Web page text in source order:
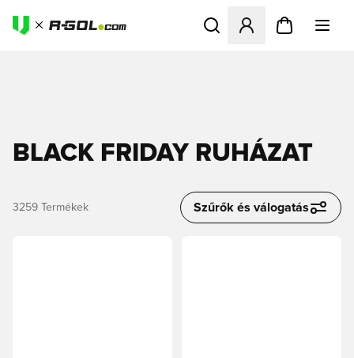
Megnyit egy modált a
BLACK FRIDAY RUHÁZAT
3259 Termékek Szűrők és válogatás